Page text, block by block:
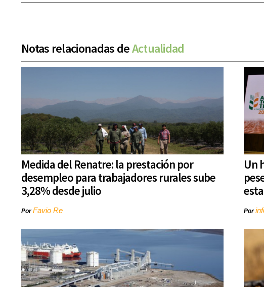
Notas relacionadas deActualidad
Medida del Renatre: la prestación por
desempleo para trabajadores rurales sube
3,28% desde julio
PorFavio Re
Un
Por